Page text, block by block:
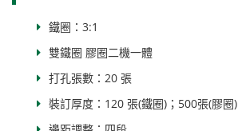
鐵圈：3:1
雙鐵圈 膠圈二機一體
打孔張數：20 張
裝訂厚度：120 張(鐵圈)；500張(膠圈)